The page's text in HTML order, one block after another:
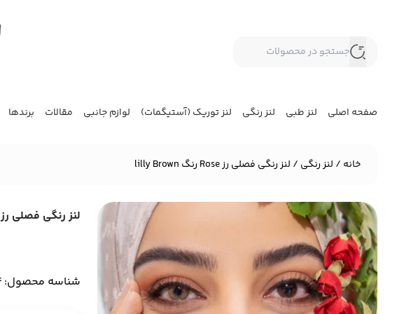
صفحه اصلی لنز طبی لنز رنگی لنز توریک (آستیگمات) لوازم جانبی مقالات برندها
خانه / لنز رنگی / لنز رنگی فصلی رز Rose رنگ lilly Brown
لنز رنگی فصلی رز Rose رنگ lilly Brown
شناسه محصول: 20984